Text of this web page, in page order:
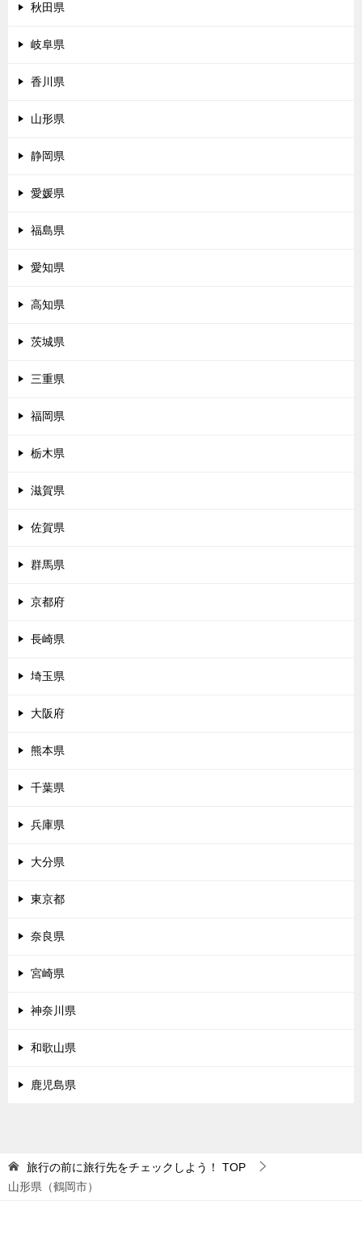
秋田県
岐阜県
香川県
山形県
静岡県
愛媛県
福島県
愛知県
高知県
茨城県
三重県
福岡県
栃木県
滋賀県
佐賀県
群馬県
京都府
長崎県
埼玉県
大阪府
熊本県
千葉県
兵庫県
大分県
東京都
奈良県
宮崎県
神奈川県
和歌山県
鹿児島県
旅行の前に旅行先をチェックしよう！
TOP
山形県（鶴岡市）